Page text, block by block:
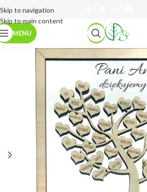
Skip to navigation
Skip to main content
MENU